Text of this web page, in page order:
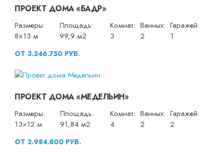
ПРОЕКТ ДОМА «БАДР»
Размеры:
8×13 м
Площадь:
99,9 м2
Комнат:
3
Ванных:
2
Гаражей:
1
ОТ 3.246.750 РУБ.
ПРОЕКТ ДОМА «МЕДЕЛЬИН»
Размеры:
13×12 м
Площадь:
91,84 м2
Комнат:
4
Ванных:
2
Гаражей:
2
ОТ 2.984.800 РУБ.